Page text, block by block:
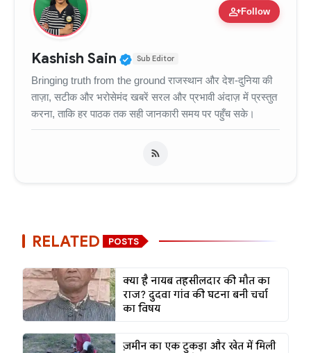
person_addFollow
Kashish Sain Verified Public Figure •
Sub Editor
Bringing truth from the ground राजस्थान और देश-दुनिया की
ताज़ा, सटीक और भरोसेमंद खबरें सरल और प्रभावी अंदाज़ में प्रस्तुत
करना, ताकि हर पाठक तक सही जानकारी समय पर पहुँच सके।
RELATED POSTS
क्या है नायब तहसीलदार की मौत का
राज? दुदवा गांव की घटना बनी चर्चा
का विषय
ज़मीन का एक टुकड़ा और खेत में मिली